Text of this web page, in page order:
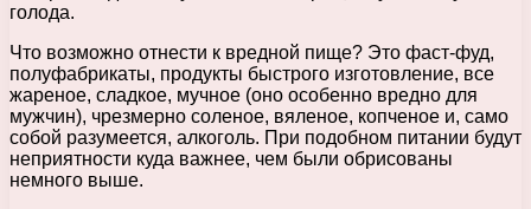
голода.
Что возможно отнести к вредной пище? Это фаст-фуд,
полуфабрикаты, продукты быстрого изготовление, все
жареное, сладкое, мучное (оно особенно вредно для
мужчин), чрезмерно соленое, вяленое, копченое и, само
собой разумеется, алкоголь. При подобном питании будут
неприятности куда важнее, чем были обрисованы
немного выше.